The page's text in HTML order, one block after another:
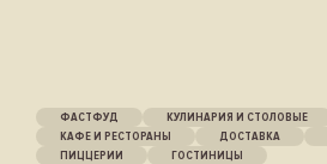
КУЛИНАРИЯ И СТОЛОВЫЕ
ФАСТФУД
ДОСТАВКА
КАФЕ И РЕСТОРАНЫ
ГОСТИНИЦЫ
ПИЦЦЕРИИ